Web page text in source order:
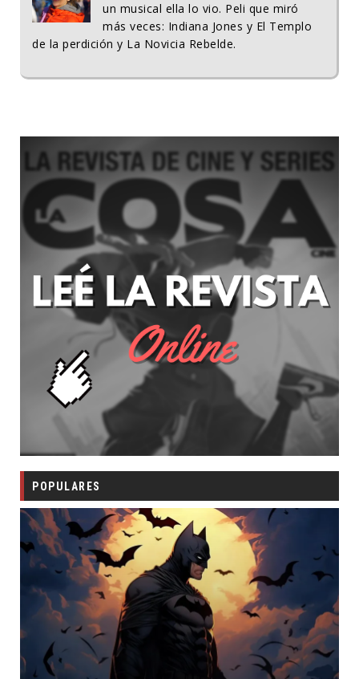
un musical ella lo vio. Peli que miró
más veces: Indiana Jones y El Templo
de la perdición y La Novicia Rebelde.
POPULARES